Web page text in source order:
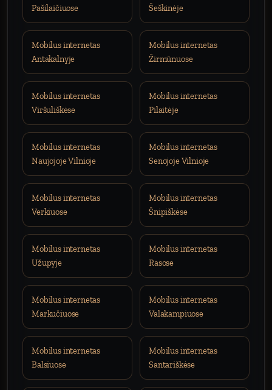
Pašilaičiuose
Šeškinėje
Mobilus internetas
Antakalnyje
Mobilus internetas
Žirmūnuose
Mobilus internetas
Viršuliškėse
Mobilus internetas
Pilaitėje
Mobilus internetas
Naujojoje Vilnioje
Mobilus internetas
Senojoje Vilnioje
Mobilus internetas
Verkiuose
Mobilus internetas
Šnipiškėse
Mobilus internetas
Užupyje
Mobilus internetas
Rasose
Mobilus internetas
Markučiuose
Mobilus internetas
Valakampiuose
Mobilus internetas
Balsiuose
Mobilus internetas
Santariškėse